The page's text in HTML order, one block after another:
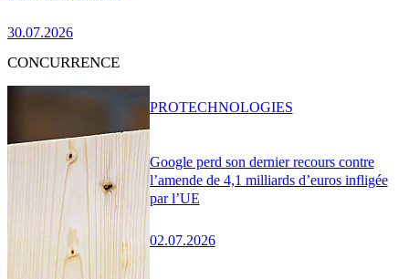
30.07.2026
CONCURRENCE
Google perd son dernier recours contre
l’amende de 4,1 milliards d’euros infligée
par l’UE
02.07.2026
PROTECHNOLOGIES